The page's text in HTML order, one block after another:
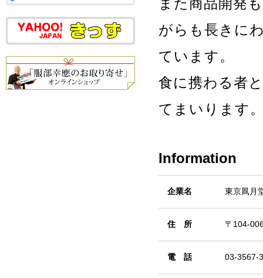
また商品開発
がらも長きに
ています。
食に携わる者
てまいります
Information
企業名 東京凮月
住 所 〒104-
電 話 03-3567-